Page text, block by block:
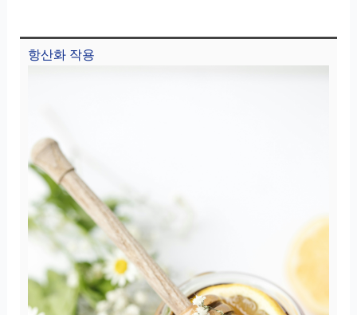
항산화 작용